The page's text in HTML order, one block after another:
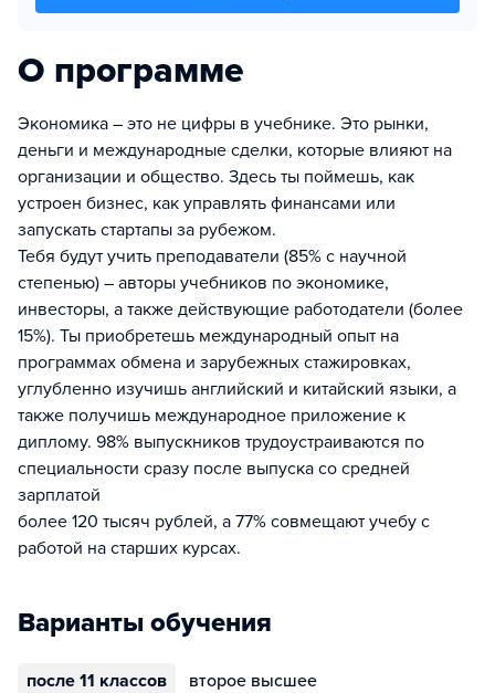
О программе
Экономика – это не цифры в учебнике. Это рынки,
деньги и международные сделки, которые влияют на
организации и общество. Здесь ты поймешь, как
устроен бизнес, как управлять финансами или
запускать стартапы за рубежом.
Тебя будут учить преподаватели (85% с научной
степенью) – авторы учебников по экономике,
инвесторы, а также действующие работодатели (более
15%). Ты приобретешь международный опыт на
программах обмена и зарубежных стажировках,
углубленно изучишь английский и китайский языки, а
также получишь международное приложение к
диплому. 98% выпускников трудоустраиваются по
специальности сразу после выпуска со средней
зарплатой
более 120 тысяч рублей, а 77% совмещают учебу с
работой на старших курсах.
Варианты обучения
после 11 классов второе высшее